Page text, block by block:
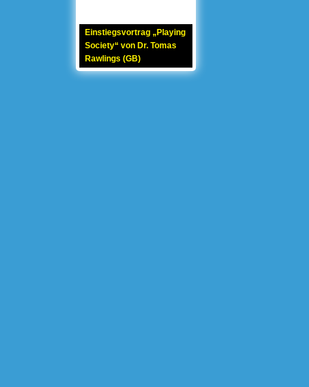
Einstiegsvortrag „Playing
Society“ von Dr. Tomas
Rawlings (GB)